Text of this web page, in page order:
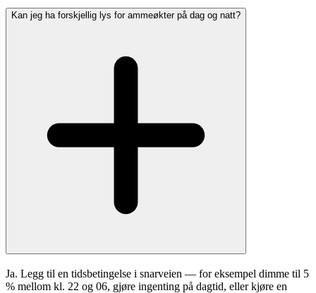
Kan jeg ha forskjellig lys for ammeøkter på dag og natt?
Ja. Legg til en tidsbetingelse i snarveien — for eksempel dimme til 5
% mellom kl. 22 og 06, gjøre ingenting på dagtid, eller kjøre en